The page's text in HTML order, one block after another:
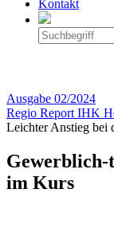
Kontakt
Ausgabe 02/2024
Regio Report IHK
Leichter Anstieg bei
Gewerblich-
im Kurs